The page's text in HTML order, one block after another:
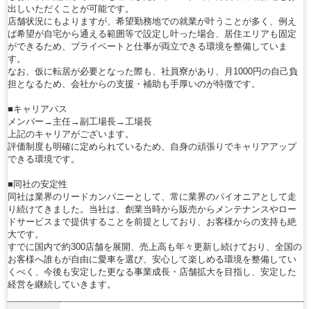
出しいただくことが可能です。
店舗状況にもよりますが、希望勤務地での就業が叶うことが多く、例え
ば希望が自宅から通える範囲等で設定し叶った場合、居住エリアも固定
ができるため、プライベートと仕事が両立できる環境を整備していま
す。
なお、仮に転居が必要となった際も、社員寮があり、月1000円の自己負
担となるため、会社からの支援・補助も手厚いのが特徴です。
■キャリアパス
メンバー→主任→副工場長→工場長
上記のキャリアがございます。
評価制度も明確に定められているため、自身の頑張りでキャリアアップ
できる環境です。
■同社の安定性
同社は業界のリードカンパニーとして、常に業界のパイオニアとして走
り続けてきました。当社は、創業当時から販売からメンテナンスやロー
ドサービスまで提供することを前提としており、お客様からの支持も絶
大です。
すでに国内で約300店舗を展開、売上高も年々更新し続けており、全国の
お客様へ誰もが自由に愛車を選び、安心して楽しめる環境を整備してい
くべく、今後も安定した更なる事業成長・店舗拡大を目指し、安定した
経営を継続していきます。